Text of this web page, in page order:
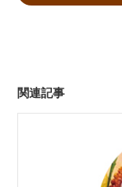
関連記事